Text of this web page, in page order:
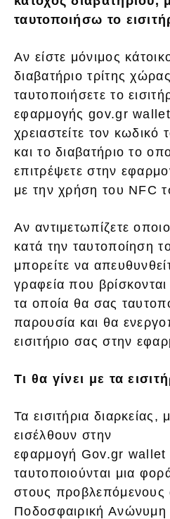
ταυτοποιήσω το
Αν είστε μόνιμος
διαβατήριο τρίτης
ταυτοποιήσετε το
εφαρμογής gov.gr
χρειαστείτε τον κωδικό
και το διαβατήριο το
επιτρέψετε στην
με την χρήση του NFC
Αν αντιμετωπίζετε
κατά την ταυτοποίηση
μπορείτε να
γραφεία που
τα οποία θα σας
παρουσία και θα
εισιτήριο σας στην
Τι θα γίνει με τα
Τα εισιτήρια
εισέλθουν στην
εφαρμογή Gov.gr
ταυτοποιούνται μια
στους προβλεπόμενους
Ποδοσφαιρική Ανώνυμη